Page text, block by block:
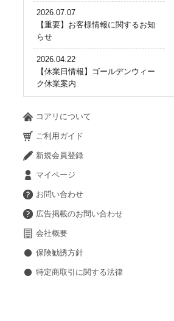
2026.07.07
【重要】お客様情報に関するお知
らせ
2026.04.22
【休業日情報】ゴールデンウィー
ク休業案内
コアリについて
ご利用ガイド
新規会員登録
マイページ
お問い合わせ
広告掲載のお問い合わせ
会社概要
保険勧誘方針
特定商取引に関する法律